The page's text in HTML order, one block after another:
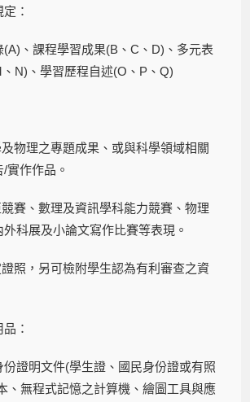
：
、課程學習成果(B、C、D)、多元表
N)、學習歷程自述(O、P、Q)
物理之專題成果、或與科學領域相關
實作作品。
賽、數理及資訊學科能力競賽、物理
科展及小論文寫作比賽等表現。
照，另可檢附學生認為有利審查之資
：
證明文件(學生證、國民身份證或有照
、無程式記憶之計算機、繪圖工具與應